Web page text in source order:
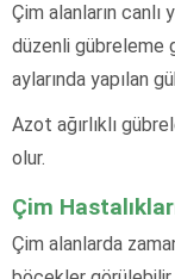
Çim alanların
düzenli gübreleme
aylarında yapılan
Azot ağırlıklı
olur.
Çim
Çim alanlarda